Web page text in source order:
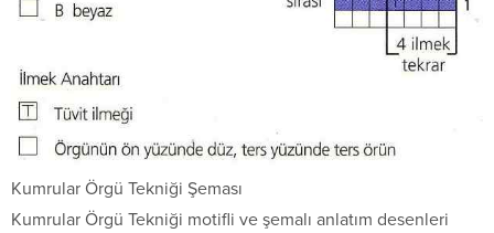
Kumrular Örgü Tekniği Şeması
Kumrular Örgü Tekniği motifli ve şemalı anlatım desenleri